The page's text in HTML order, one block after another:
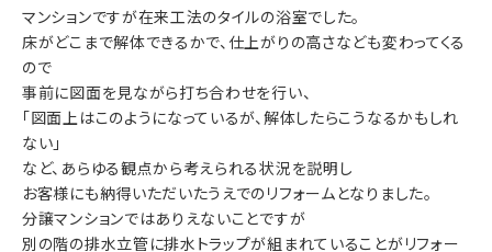
マンションですが在来工法のタイルの浴室でした。
床がどこまで解体できるかで、仕上がりの高さなども変わってくる
ので
事前に図面を見ながら打ち合わせを行い、
「図面上はこのようになっているが、解体したらこうなるかもしれ
ない」
など、あらゆる観点から考えられる状況を説明し
お客様にも納得いただいたうえでのリフォームとなりました。
分譲マンションではありえないことですが
別の階の排水立管に排水トラップが組まれていることがリフォー